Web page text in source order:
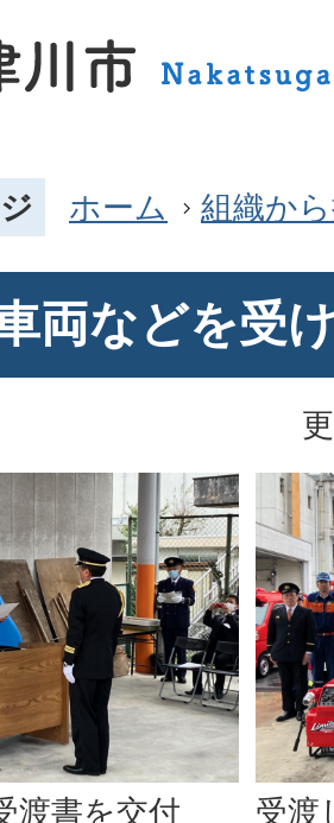
ホーム 組織か
両などを受
渡書を交付
受渡